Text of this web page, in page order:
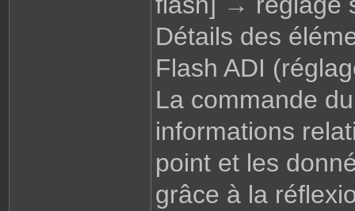
Détails des
Flash ADI
La commande
informations
point et les
grâce à la